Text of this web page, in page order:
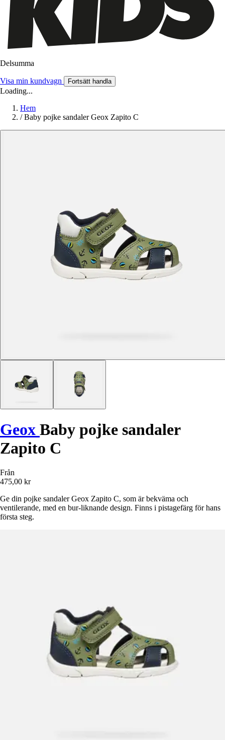
Delsumma
Visa min kundvagn Fortsätt handla
Loading...
Hem
/ Baby pojke sandaler Geox Zapito C
Geox Baby pojke sandaler
Zapito C
Från
475,00 kr
Ge din pojke sandaler Geox Zapito C, som är bekväma och
ventilerande, med en bur-liknande design. Finns i pistagefärg för hans
första steg.